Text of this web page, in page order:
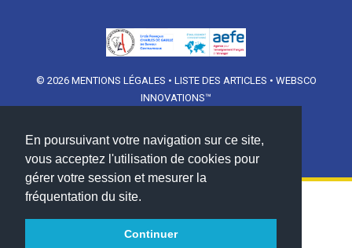
En poursuivant votre navigation sur ce site,
vous acceptez l'utilisation de cookies pour
gérer votre session et mesurer la
fréquentation du site.
Continuer
© 2026 MENTIONS LÉGALES • LISTE DES ARTICLES • WEBSCO
INNOVATIONS™